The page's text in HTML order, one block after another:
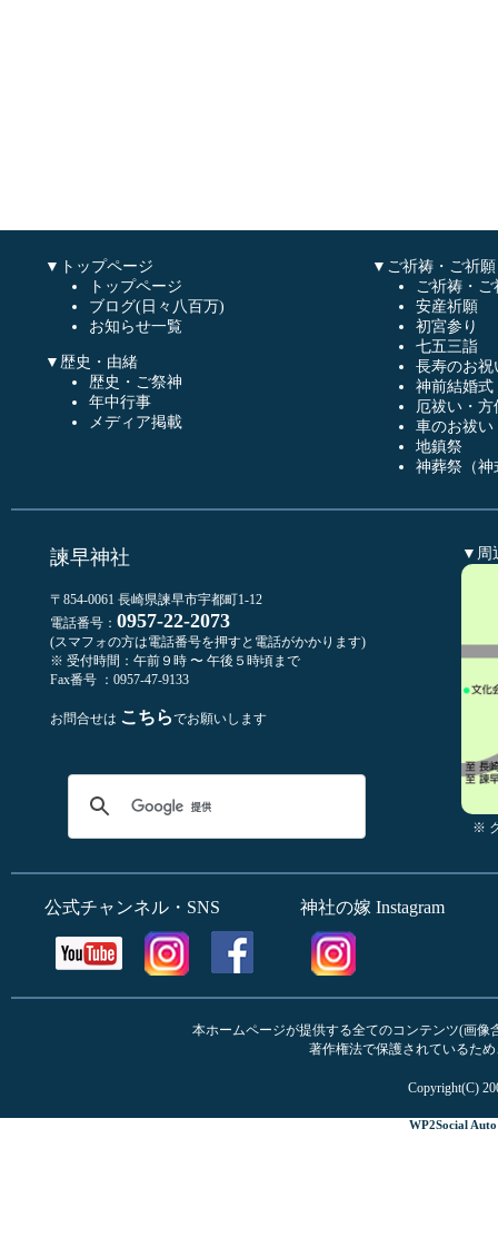
▼トップページ
トップページ
ブログ(日々八百万)
お知らせ一覧
▼歴史・由緒
歴史・ご祭神
年中行事
メディア掲載
▼ご祈祷・ご祈願
ご祈祷・
安産祈願
初宮参り
七五三詣
長寿のお祝
神前結婚式
厄祓い・方
車のお祓い
地鎮祭
神葬祭（神
諫早神社
〒854-0061 長崎県諫早市宇都町1-12
電話番号： 0957-22-2073
(スマフォの方は電話番号を押すと電話がかかります)
※ 受付時間：午前９時 〜 午後５時頃まで
Fax番号 ：0957-47-9133
お問合せは こちらでお願いします
▼周
※
公式チャンネル・SNS 神社の嫁 Instagram
本ホームページが提供する全てのコンテンツ(画
著作権法で保護されているた
Copyright(C)
WP2Social